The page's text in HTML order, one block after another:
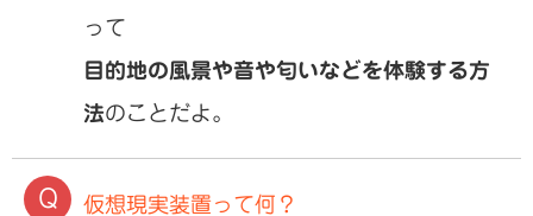
って
目的地の風景や音や匂いなどを体験する方
法のことだよ。
仮想現実装置って何？